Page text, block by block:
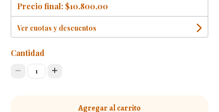
Precio final: $10.800,00
Ver cuotas y descuentos
Cantidad
1
Agregar al carrito